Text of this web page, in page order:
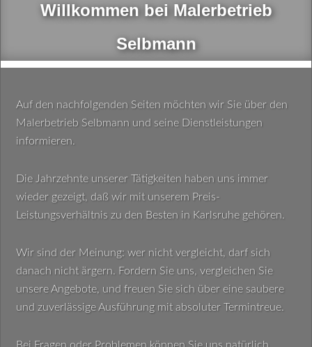
Willkommen bei Malerbetrieb
Selbmann
Auf den nachfolgenden Seiten möchten wir Sie über den
Malerbetrieb Selbmann und seine Dienstleistungen
informieren.
Die Jahrzehnte unserer Tätigkeiten haben uns immer
wieder gezeigt, daß wir mit unserem Preis-
Leistungsverhältnis zu den Besten in Karlsruhe gehören.
Wir sind der Meinung: wer nicht vergleicht, darf sich
danach nicht ärgern. Fordern Sie uns, vergleichen Sie
unsere Angebote, und freuen Sie sich über eine saubere
und zuverlässige Ausführung mit absoluter Termintreue.